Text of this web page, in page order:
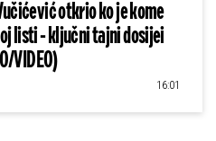
otkrio ko je kome
listi - ključni tajni dosijei
VIDEO)
16:01